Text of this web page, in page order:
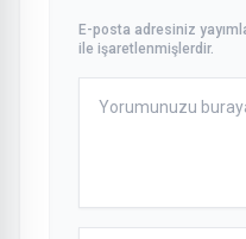
E-posta adresiniz
ile işaretlenmişlerdir.